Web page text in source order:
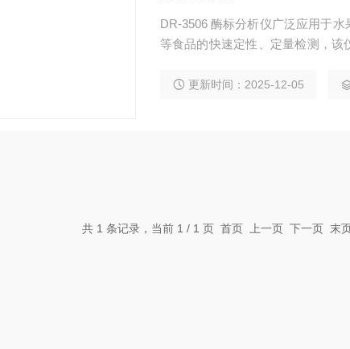
DR-3506 酶标分析仪广泛应用于
等食品的快速定性、定量检测，该
食品安全检测仪被广泛应用于各
更新时间：2025-12-05
共 1 条记录，当前 1 / 1 页 首页 上一页 下一页 末